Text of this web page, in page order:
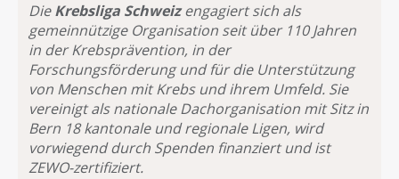
DieKrebsliga Schweizengagiert sich als
gemeinnützige Organisation seit über 110 Jahren
in der Krebsprävention, in der
Forschungsförderung und für die Unterstützung
von Menschen mit Krebs und ihrem Umfeld. Sie
vereinigt als nationale Dachorganisation mit Sitz in
Bern 18 kantonale und regionale Ligen, wird
vorwiegend durch Spenden finanziert und ist
ZEWO-zertifiziert.